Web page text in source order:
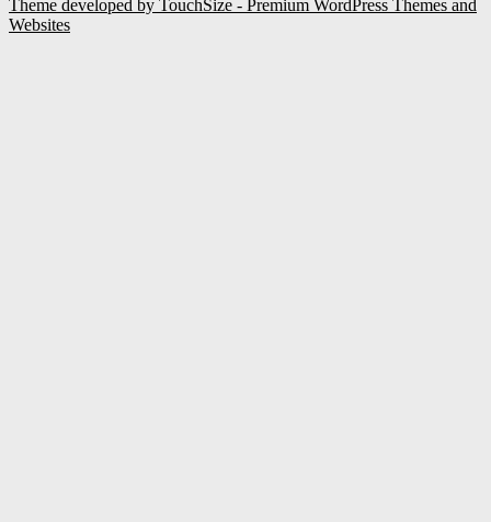
Theme developed by TouchSize - Premium WordPress Themes and
Websites